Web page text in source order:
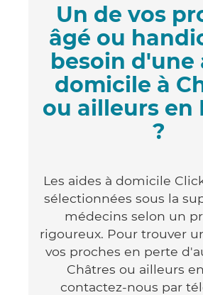
Un de vos
âgé ou
besoin d'une
domicile à
ou ailleurs en
?
Les aides à domicile
sélectionnées sous la
médecins selon un
rigoureux. Pour trouver
vos proches en perte
Châtres ou ailleurs
contactez-nous par